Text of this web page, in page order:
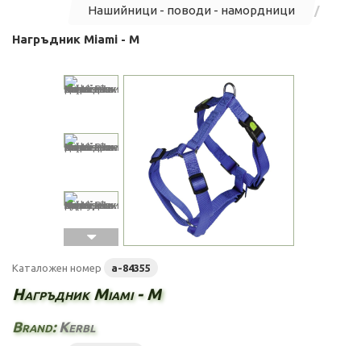
Нашийници - поводи - намордници
Нагръдник Miami - M
Каталожен номер a-84355
Нагръдник Miami - M
Brand:Kerbl